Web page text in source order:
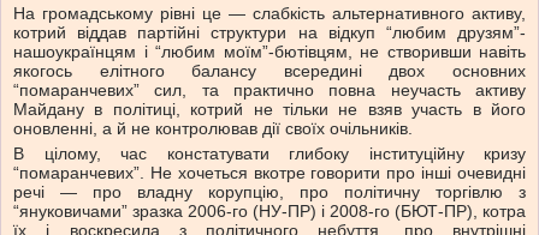
На громадському рівні це — слабкість альтернативного активу,
котрий віддав партійні структури на відкуп “любим друзям”-
нашоукраїнцям і “любим моїм”-бютівцям, не створивши навіть
якогось елітного балансу всередині двох основних
“помаранчевих” сил, та практично повна неучасть активу
Майдану в політиці, котрий не тільки не взяв участь в його
оновленні, а й не контролював дії своїх очільників.
В цілому, час констатувати глибоку інституційну кризу
“помаранчевих”. Не хочеться вкотре говорити про інші очевидні
речі — про владну корупцію, про політичну торгівлю з
“януковичами” зразка 2006-го (НУ-ПР) і 2008-го (БЮТ-ПР), котра
їх і воскресила з політичного небуття, про внутрішні